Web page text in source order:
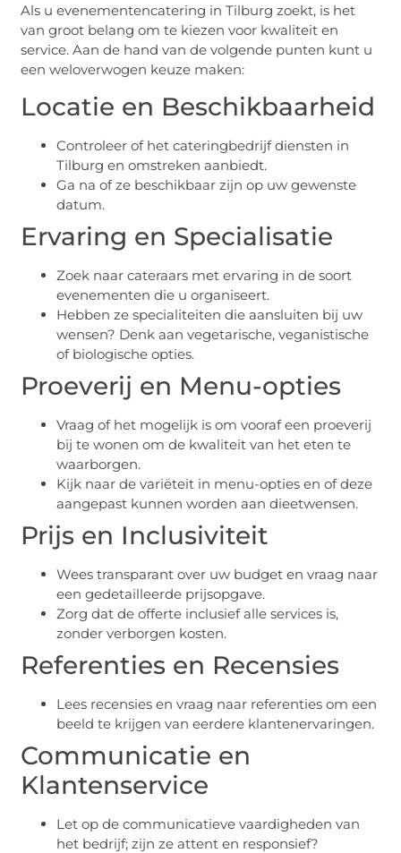
Als u evenementencatering in Tilburg zoekt, is het
van groot belang om te kiezen voor kwaliteit en
service. Aan de hand van de volgende punten kunt u
een weloverwogen keuze maken:
Locatie en Beschikbaarheid
Controleer of het cateringbedrijf diensten in
Tilburg en omstreken aanbiedt.
Ga na of ze beschikbaar zijn op uw gewenste
datum.
Ervaring en Specialisatie
Zoek naar cateraars met ervaring in de soort
evenementen die u organiseert.
Hebben ze specialiteiten die aansluiten bij uw
wensen? Denk aan vegetarische, veganistische
of biologische opties.
Proeverij en Menu-opties
Vraag of het mogelijk is om vooraf een proeverij
bij te wonen om de kwaliteit van het eten te
waarborgen.
Kijk naar de variëteit in menu-opties en of deze
aangepast kunnen worden aan dieetwensen.
Prijs en Inclusiviteit
Wees transparant over uw budget en vraag naar
een gedetailleerde prijsopgave.
Zorg dat de offerte inclusief alle services is,
zonder verborgen kosten.
Referenties en Recensies
Lees recensies en vraag naar referenties om een
beeld te krijgen van eerdere klantenervaringen.
Communicatie en
Klantenservice
Let op de communicatieve vaardigheden van
het bedrijf; zijn ze attent en responsief?